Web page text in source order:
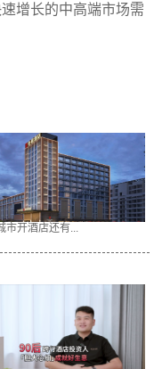
增长的中高端市场需
市开酒店还有...